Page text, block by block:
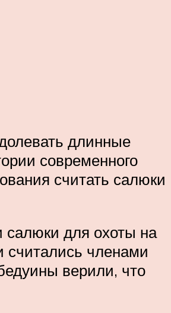
длинные
современного
считать салюки
салюки для охоты на
считались членами
верили, что